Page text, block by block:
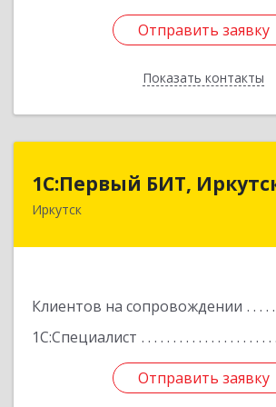
Отправить заявку
Показать контакты
Отправить заявку
Назад
1С:Первый БИТ,
Иркутск
Клиентов на сопровождении
1С:Специалист
Отправить заявку
1С:Первый
664007, Иркутская обл, Иркутск
Отправить заявку